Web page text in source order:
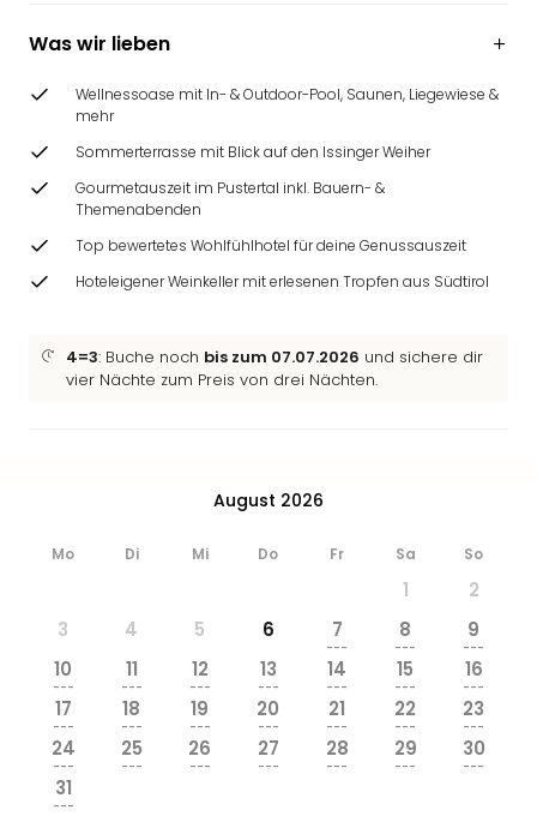
Was wir lieben
Wellnessoase mit In- & Outdoor-Pool, Saunen, Liegewiese &
mehr
Sommerterrasse mit Blick auf den Issinger Weiher
Gourmetauszeit im Pustertal inkl. Bauern- &
Themenabenden
Top bewertetes Wohlfühlhotel für deine Genussauszeit
Hoteleigener Weinkeller mit erlesenen Tropfen aus Südtirol
4=3: Buche noch bis zum 07.07.2026 und sichere dir
vier Nächte zum Preis von drei Nächten.
August 2026
Mo Di Mi Do Fr Sa So
1
2
3
4 5 6 7
---
8
---
9
---
10
---
11
---
12
---
13
---
14
---
15
---
16
---
17
---
18
---
19
---
20
---
21
---
22
---
23
---
24
---
25
---
26
---
27
---
28
---
29
---
30
---
31
---